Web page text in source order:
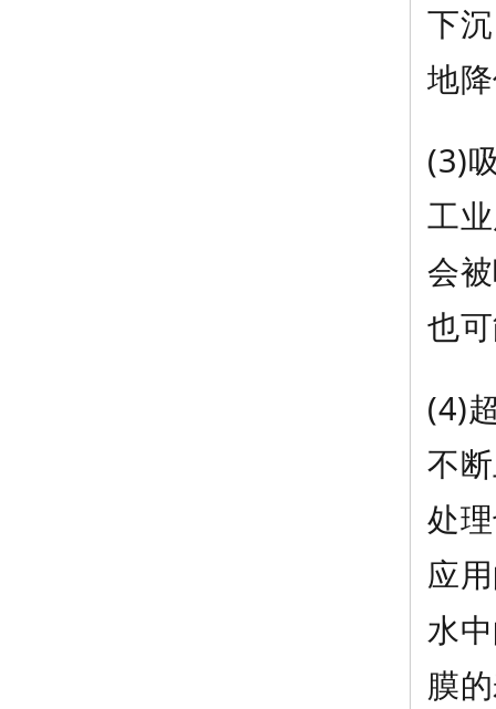
下
地
(3)
工
会
也
(4)
不
处
应
水
膜